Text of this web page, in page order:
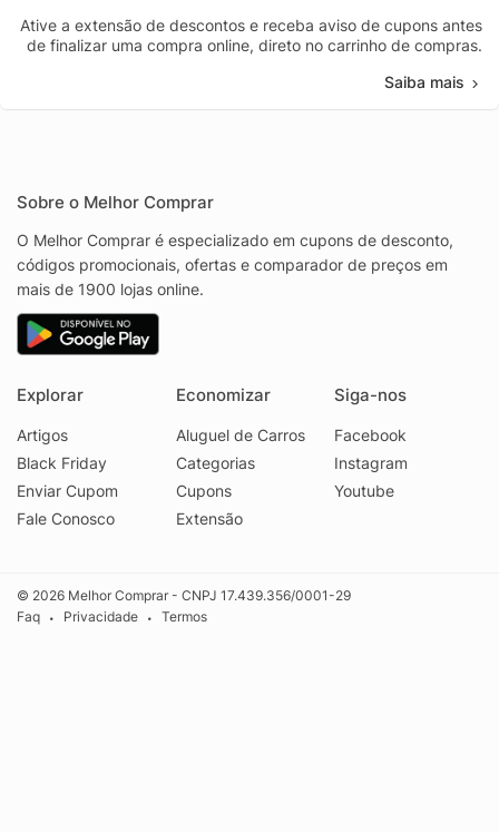
Ative a extensão de descontos e receba aviso de cupons antes
de finalizar uma compra online, direto no carrinho de compras.
Saiba mais
Sobre o Melhor Comprar
O Melhor Comprar é especializado em cupons de desconto,
códigos promocionais, ofertas e comparador de preços em
mais de 1900 lojas online.
Explorar
Artigos
Black Friday
Enviar Cupom
Fale Conosco
Economizar
Aluguel de Carros
Categorias
Cupons
Extensão
Siga-nos
Facebook
Instagram
Youtube
© 2026 Melhor Comprar - CNPJ 17.439.356/0001-29
Faq
• Privacidade • Termos